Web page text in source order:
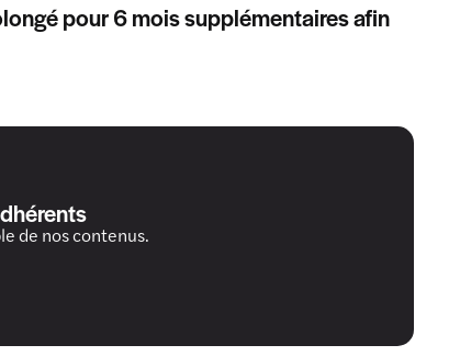
pour 6 mois supplémentaires afin
de nos contenus.